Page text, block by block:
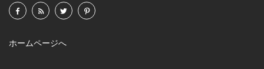
ホームページへ